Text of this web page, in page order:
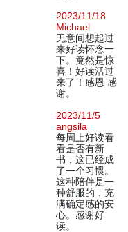
2023/11/18
Michael
无意间想起过
来好读怀念一
下。竟然是惊
喜！好读活过
来了！感恩 感
谢。
2023/11/5
angsila
每周上好读看
看是否有新
书，这已经成
了一个习惯。
这种陪伴是一
种舒服的，充
满确定感的安
心。感谢好
读。